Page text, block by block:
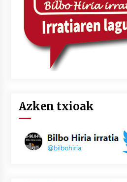
2026/07/02
Azken txioak